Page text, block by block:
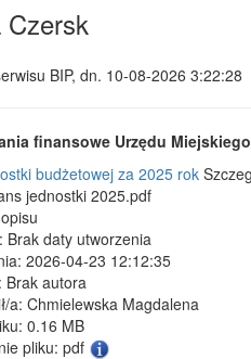
Czersk
BIP, dn. 10-08-2026 3:22:28
finansowe Urzędu
budżetowej za 2025 rok
jednostki 2025.pdf
Brak daty utworzenia
2026-04-23 12:12:35
Brak autora
a: Chmielewska Magdalena
0.16 MB
pliku: pdf